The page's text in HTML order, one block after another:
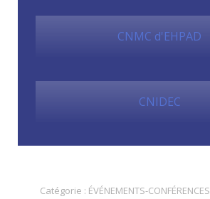
CNMC d'EHPAD
CNIDEC
Catégorie : ÉVÉNEMENTS-CONFÉRENCES